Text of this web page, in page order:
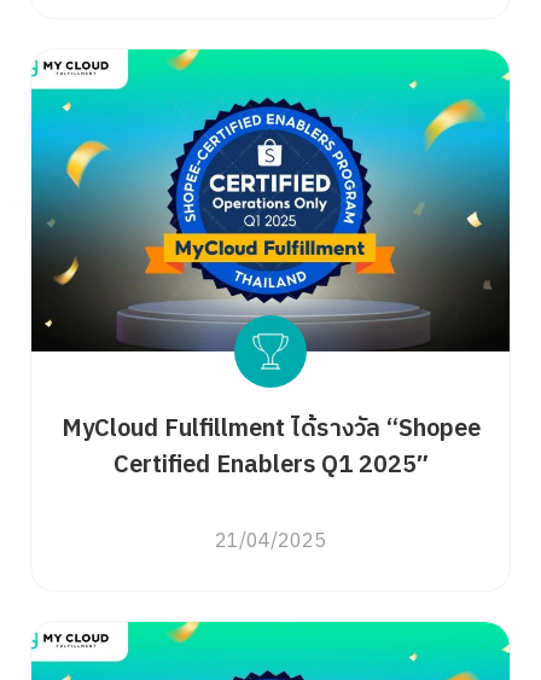
Search
for:
MyCloud Fulfillment ได้รางวัล “Shopee
Certified Enablers Q1 2025″
21/04/2025